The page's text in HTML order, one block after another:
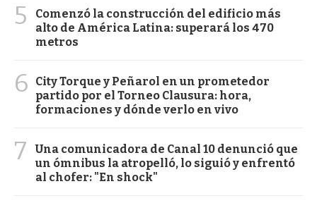
5
Comenzó la construcción del edificio más
alto de América Latina: superará los 470
metros
6
City Torque y Peñarol en un prometedor
partido por el Torneo Clausura: hora,
formaciones y dónde verlo en vivo
7
Una comunicadora de Canal 10 denunció que
un ómnibus la atropelló, lo siguió y enfrentó
al chofer: "En shock"